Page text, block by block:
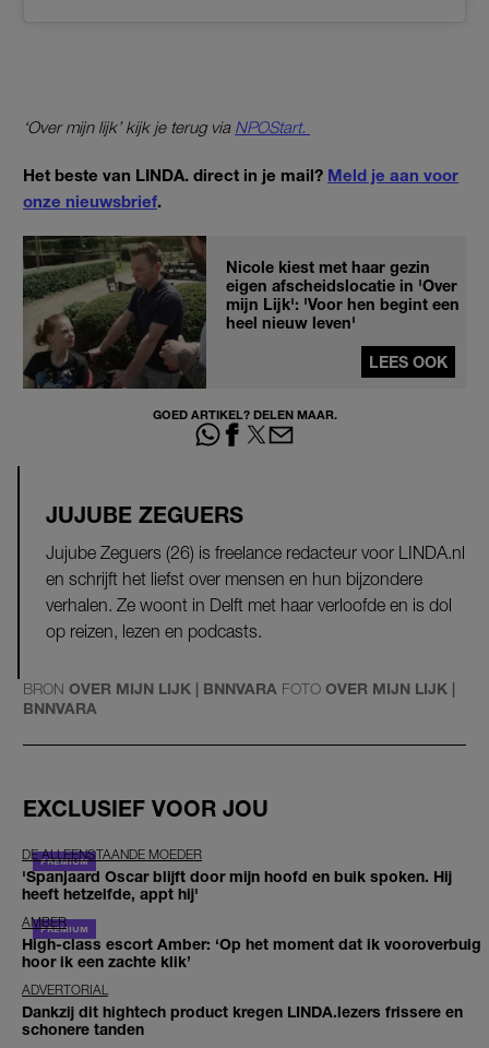
‘Over mijn lijk’ kijk je terug via NPOStart.
Het beste van LINDA. direct in je mail? Meld je aan voor
onze nieuwsbrief.
Nicole kiest met haar gezin
eigen afscheidslocatie in 'Over
mijn Lijk': 'Voor hen begint een
heel nieuw leven'
LEES OOK
GOED ARTIKEL? DELEN MAAR.
JUJUBE ZEGUERS
Jujube Zeguers (26) is freelance redacteur voor LINDA.nl
en schrijft het liefst over mensen en hun bijzondere
verhalen. Ze woont in Delft met haar verloofde en is dol
op reizen, lezen en podcasts.
BRON OVER MIJN LIJK | BNNVARA FOTO OVER MIJN LIJK |
BNNVARA
EXCLUSIEF VOOR JOU
DE ALLEENSTAANDE MOEDER
'Spanjaard Oscar blijft door mijn hoofd en buik spoken. Hij
heeft hetzelfde, appt hij'
AMBER
High-class escort Amber: ‘Op het moment dat ik vooroverbuig
hoor ik een zachte klik’
ADVERTORIAL
Dankzij dit hightech product kregen LINDA.lezers frissere en
schonere tanden